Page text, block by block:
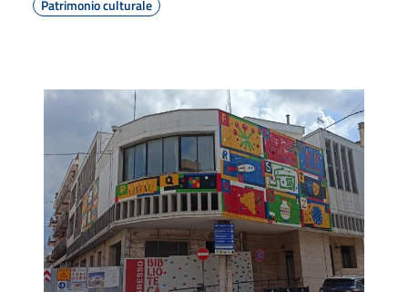
Patrimonio culturale